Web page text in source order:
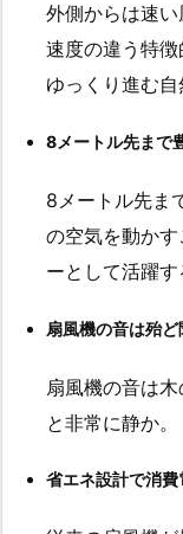
外側からは速
速度の違う特
ゆっくり進む自
8メートル先まで
8メートル先ま
の空気を動か
ーとして活躍す
扇風機の音は殆
扇風機の音は
と非常に静か。
省エネ設計で消